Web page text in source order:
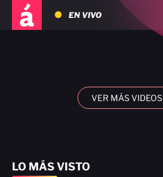
EN VIVO
LO MÁS VISTO
VER MÁS VIDEOS